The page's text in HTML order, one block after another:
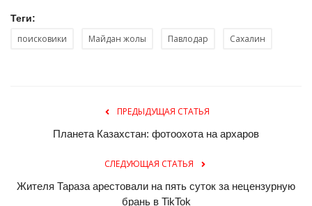
Теги:
поисковики Майдан жолы Павлодар Сахалин
ПРЕДЫДУЩАЯ СТАТЬЯ
Планета Казахстан: фотоохота на архаров
СЛЕДУЮЩАЯ СТАТЬЯ
Жителя Тараза арестовали на пять суток за нецензурную
брань в TikTok